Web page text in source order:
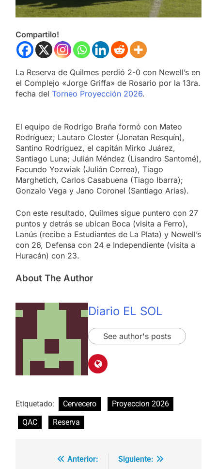
Compartilo!
La Reserva de Quilmes perdió 2-0 con Newell’s en
el Complejo «Jorge Griffa» de Rosario por la 13ra.
fecha del Torneo Proyección 2026.
El equipo de Rodrigo Braña formó con Mateo
Rodríguez; Lautaro Closter (Jonatan Resquín),
Santino Rodríguez, el capitán Mirko Juárez,
Santiago Luna; Julián Méndez (Lisandro Santomé),
Facundo Yozwiak (Julián Correa), Tiago
Marghetich, Carlos Casabuena (Tiago Ibarra);
Gonzalo Vega y Jano Coronel (Santiago Arias).
Con este resultado, Quilmes sigue puntero con 27
puntos y detrás se ubican Boca (visita a Ferro),
Lanús (recibe a Estudiantes de La Plata) y Newell’s
con 26, Defensa con 24 e Independiente (visita a
Huracán) con 23.
About The Author
Diario EL SOL
See author's posts
Etiquetado: Cervecero
Proyeccion 2026
QAC
Reserva
Navegación
Anterior:
Siguiente: